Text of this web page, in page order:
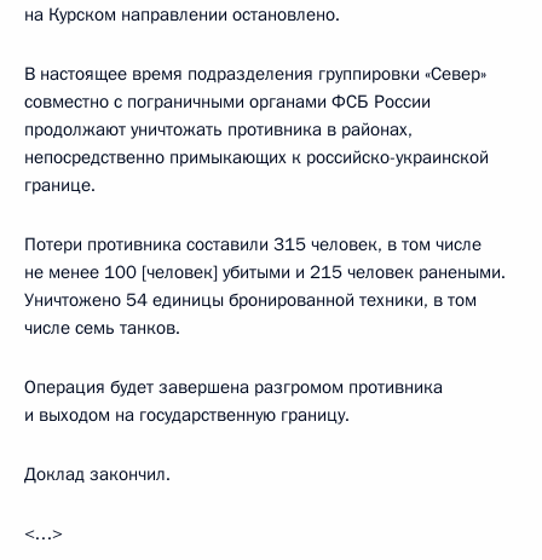
на Курском направлении остановлено.
В настоящее время подразделения группировки «Север»
совместно с пограничными органами ФСБ России
продолжают уничтожать противника в районах,
непосредственно примыкающих к российско-украинской
границе.
Потери противника составили 315 человек, в том числе
не менее 100 [человек] убитыми и 215 человек ранеными.
Уничтожено 54 единицы бронированной техники, в том
числе семь танков.
Операция будет завершена разгромом противника
и выходом на государственную границу.
Доклад закончил.
<…>